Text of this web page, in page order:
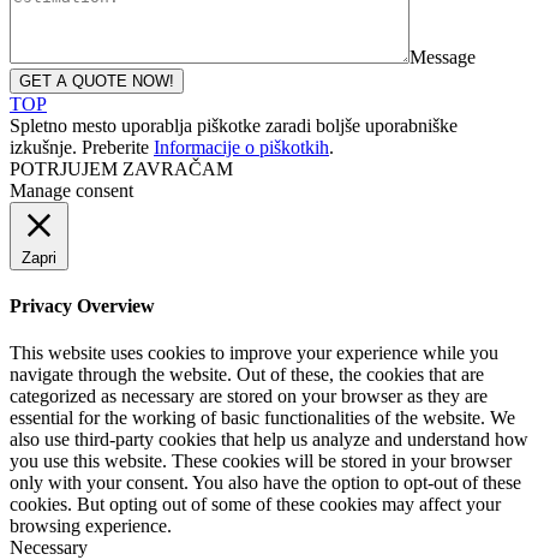
Message
GET A QUOTE NOW!
TOP
Spletno mesto uporablja piškotke zaradi boljše uporabniške
izkušnje. Preberite Informacije o piškotkih.
POTRJUJEM ZAVRAČAM
Manage consent
Zapri
Privacy Overview
This website uses cookies to improve your experience while you
navigate through the website. Out of these, the cookies that are
categorized as necessary are stored on your browser as they are
essential for the working of basic functionalities of the website. We
also use third-party cookies that help us analyze and understand how
you use this website. These cookies will be stored in your browser
only with your consent. You also have the option to opt-out of these
cookies. But opting out of some of these cookies may affect your
browsing experience.
Necessary